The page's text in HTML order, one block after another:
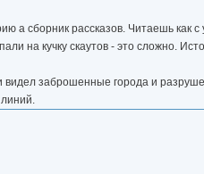
а сборник рассказов. Читаешь как с
на кучку скаутов - это сложно.
видел заброшенные города и